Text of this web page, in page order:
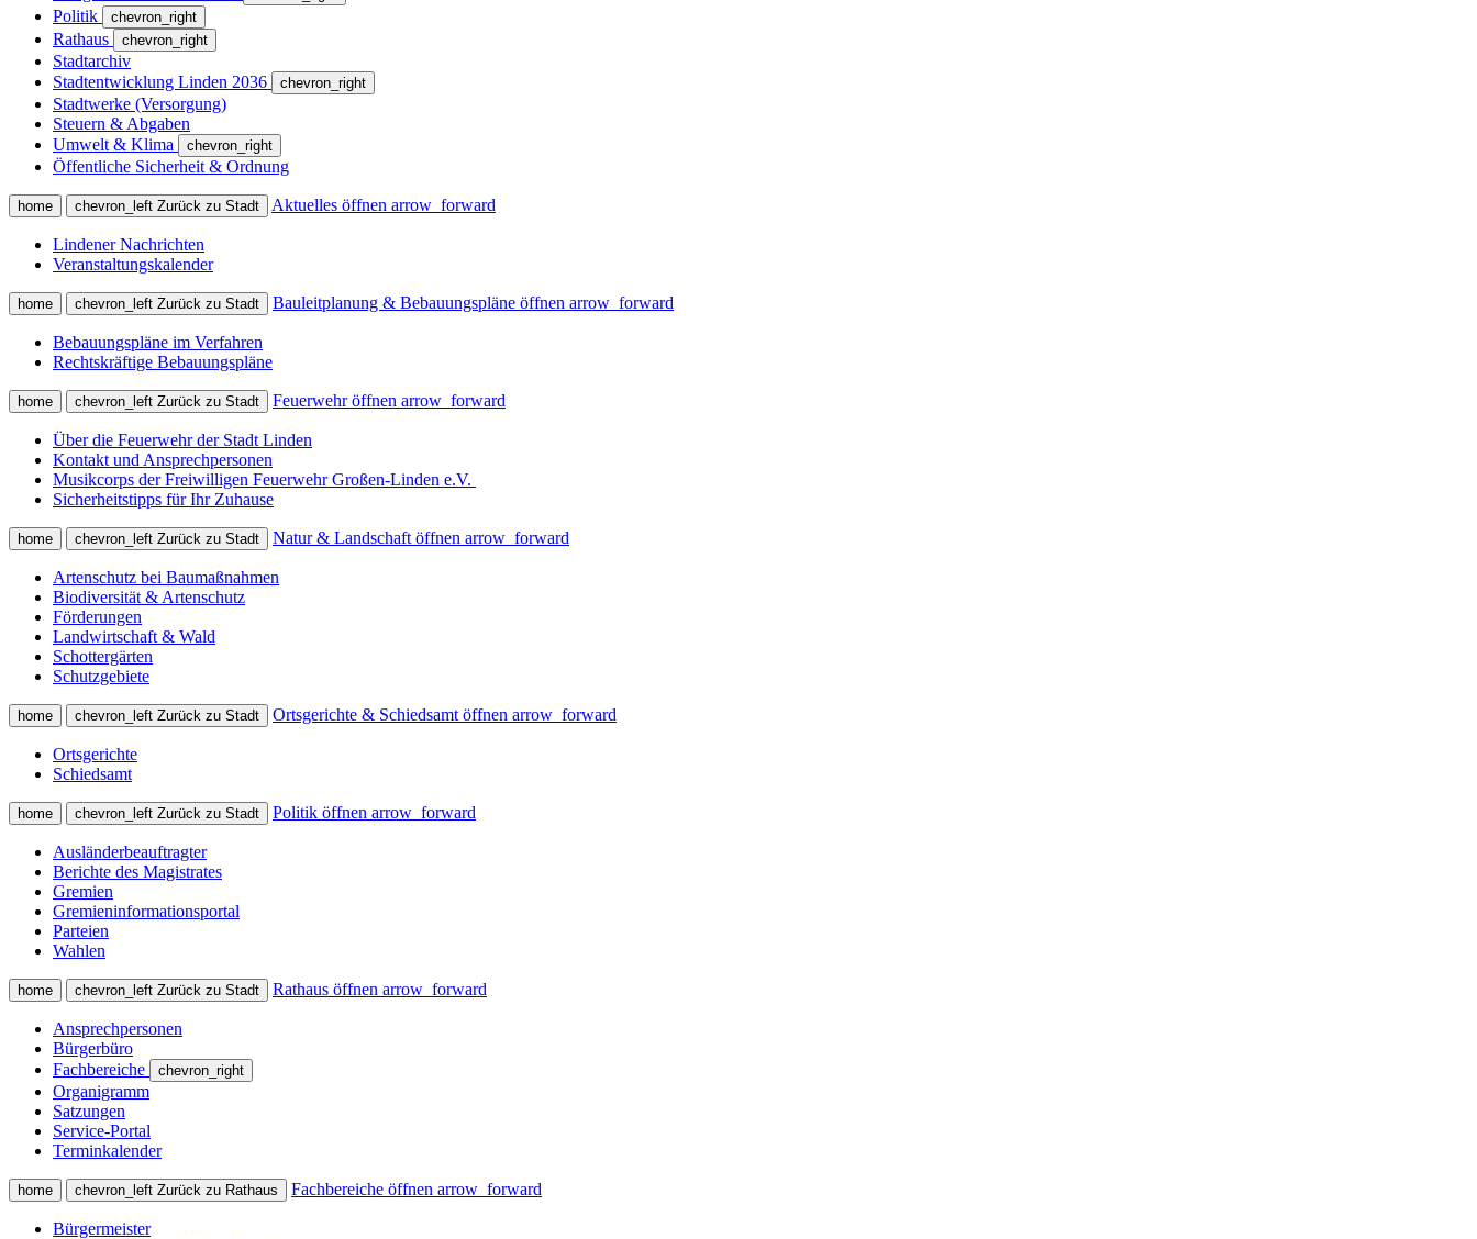
Politik chevron_right
Rathaus chevron_right
Stadtarchiv
Stadtentwicklung Linden 2036
chevron_right
Stadtwerke (Versorgung)
Steuern & Abgaben
Umwelt & Klima
chevron_right
Öffentliche Sicherheit & Ordnung
home chevron_left Zurück zu Stadt Aktuelles öffnen arrow_forward
Lindener Nachrichten
Veranstaltungskalender
home chevron_left Zurück zu Stadt Bauleitplanung & Bebauungspläne öffnen arrow_forward
Bebauungspläne im Verfahren
Rechtskräftige Bebauungspläne
home chevron_left Zurück zu Stadt Feuerwehr öffnen arrow_forward
Über die Feuerwehr der Stadt Linden
Kontakt und Ansprechpersonen
Musikcorps der Freiwilligen Feuerwehr Großen-Linden e.V.
Sicherheitstipps für Ihr Zuhause
home chevron_left Zurück zu Stadt Natur & Landschaft öffnen arrow_forward
Artenschutz bei Baumaßnahmen
Biodiversität & Artenschutz
Förderungen
Landwirtschaft & Wald
Schottergärten
Schutzgebiete
home chevron_left Zurück zu Stadt Ortsgerichte & Schiedsamt öffnen arrow_forward
Ortsgerichte
Schiedsamt
home chevron_left Zurück zu Stadt Politik öffnen arrow_forward
Ausländerbeauftragter
Berichte des Magistrates
Gremien
Gremieninformationsportal
Parteien
Wahlen
home chevron_left Zurück zu Stadt Rathaus öffnen arrow_forward
Ansprechpersonen
Bürgerbüro
Fachbereiche
chevron_right
Organigramm
Satzungen
Service-Portal
Terminkalender
home chevron_left Zurück zu Rathaus Fachbereiche öffnen arrow_forward
Bürgermeister